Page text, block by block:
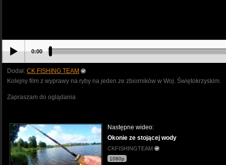
0:00
Dodał: CK FISHING TEAM
Kolejny film z wyprawy na ryby na jeden ze zbiorników w Woj. Świętokrzyskim.
Zapraszam do oglądania
Następne wideo:
Okonie ze stojącej wody
CKFISHINGTEAM
1080p